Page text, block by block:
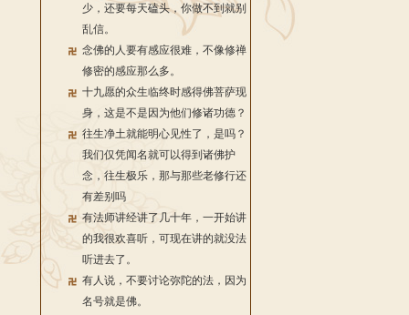
少，还要每天磕头，你做不到就别
乱信。
念佛的人要有感应很难，不像修禅
修密的感应那么多。
十九愿的众生临终时感得佛菩萨现
身，这是不是因为他们修诸功德？
往生净土就能明心见性了，是吗？
我们仅凭闻名就可以得到诸佛护
念，往生极乐，那与那些老修行还
有差别吗
有法师讲经讲了几十年，一开始讲
的我很欢喜听，可现在讲的就没法
听进去了。
有人说，不要讨论弥陀的法，因为
名号就是佛。